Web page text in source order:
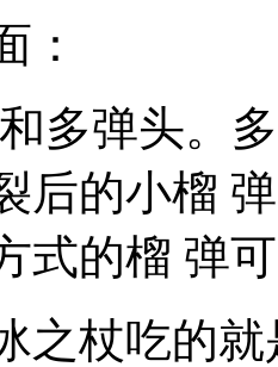
：
多弹头。
后的小榴
式的榴 弹
之杖吃的